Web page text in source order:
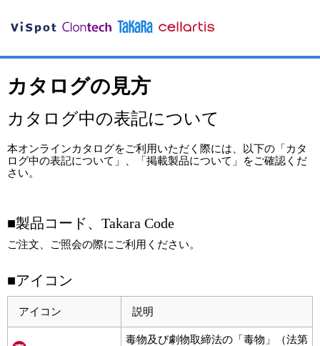
カタログの見方
カタログ中の表記について
本オンラインカタログをご利用いただく際には、以下の「カタ
ログ中の表記について」、「掲載製品について」をご確認くだ
さい。
■製品コード、Takara Code
ご注文、ご照会の際にご利用ください。
■アイコン
アイコン 説明
毒物及び劇物取締法の「毒物」（法第